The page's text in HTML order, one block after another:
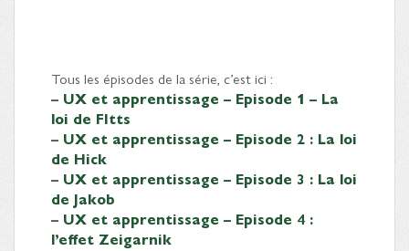
Tous les épisodes de la série, c’est ici :
– UX et apprentissage – Episode 1 – La
loi de FItts
– UX et apprentissage – Episode 2 : La loi
de Hick
– UX et apprentissage – Episode 3 : La loi
de Jakob
– UX et apprentissage – Episode 4 :
l’effet Zeigarnik